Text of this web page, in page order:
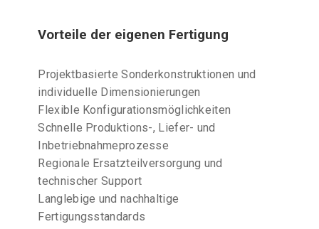
Vorteile der eigenen Fertigung
Projektbasierte Sonderkonstruktionen und
individuelle Dimensionierungen
Flexible Konfigurationsmöglichkeiten
Schnelle Produktions-, Liefer- und
Inbetriebnahmeprozesse
Regionale Ersatzteilversorgung und
technischer Support
Langlebige und nachhaltige
Fertigungsstandards